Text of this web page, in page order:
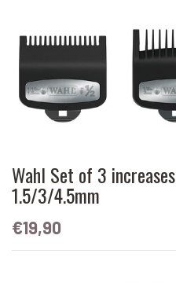
Wahl Set of 3
1.5/3/4.5mm
€19,90